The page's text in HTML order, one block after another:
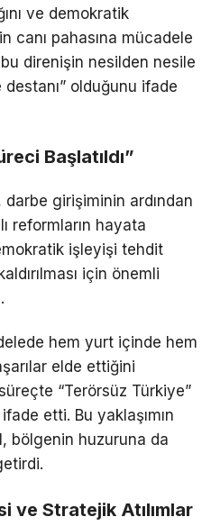
ve demokratik
canı pahasına mücadele
direnişin nesilden nesile
olduğunu ifade
Başlatıldı”
darbe girişiminin ardından
reformların hayata
işleyişi tehdit
için önemli
hem yurt içinde hem
elde ettiğini
“Terörsüz Türkiye”
etti. Bu yaklaşımın
bölgenin huzuruna da
ve Stratejik Atılımlar